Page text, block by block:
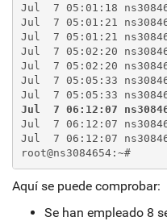
Jul  7 05:01:18
Jul  7 05:01:21
Jul  7 05:01:21
Jul  7 05:02:20
Jul  7 05:02:20
Jul  7 05:05:33
Jul  7 06:12:07
Jul  7 06:12:07
Jul  7 06:12:07
root@ns3084654:~#
Aquí se puede comprobar:
Se han empleado 8